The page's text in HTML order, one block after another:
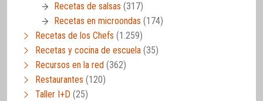
Recetas de salsas (317)
Recetas en microondas (174)
Recetas de los Chefs (1.259)
Recetas y cocina de escuela (35)
Recursos en la red (362)
Restaurantes (120)
Taller I+D (25)